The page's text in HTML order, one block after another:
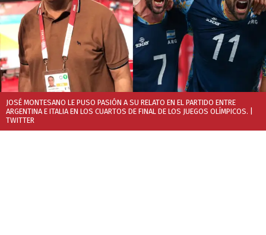
JOSÉ MONTESANO LE PUSO PASIÓN A SU RELATO EN EL PARTIDO ENTRE
ARGENTINA E ITALIA EN LOS CUARTOS DE FINAL DE LOS JUEGOS OLÍMPICOS.
TWITTER